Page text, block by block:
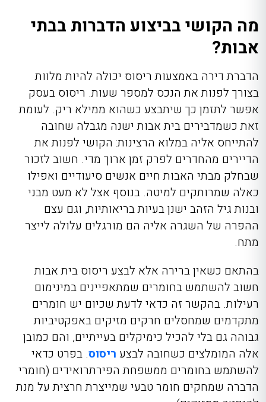
מה הקושי בביצוע הדברות בבתי
אבות?
הדברת דירה באמצעות ריסוס יכולה להיות מלוות
בצורך לפנות את הנכס למספר שעות. ריסוס בעסק
אפשר לתזמן כך שיתבצע כשהוא ממילא ריק. לעומת
זאת כשמדבירים בית אבות ישנה מגבלה שחובה
להתייחס אליה במלוא הרצינות: הקושי לפנות את
הדיירים מהחדרים לפרק זמן ארוך מדי. חשוב לזכור
שבחלק מבתי האבות חיים אנשים סיעודיים ואפילו
כאלה שמרותקים למיטה. בנוסף אצל לא מעט מבני
ובנות גיל הזהב ישנן בעיות בריאותיות, וגם עצם
ההפרה של השגרה אליה הם מורגלים עלולה לייצר
מתח.
בהתאם כשאין ברירה אלא לבצע ריסוס בית אבות
חשוב להשתמש בחומרים שמתאפיינים במינימום
רעילות. בהקשר זה כדאי לדעת שכיום יש חומרים
מתקדמים שמחסלים חרקים מזיקים באפקטיביות
גבוהה גם בלי להכיל כימיקלים בעייתיים, והם כמובן
אלה המומלצים כשחובה לבצע ריסוס. בפרט כדאי
להשתמש בחומרים ממשפחת הפירתרואידים (חומרי
הדברה שמחקים חומר טבעי שמייצרת חרצית על מנת